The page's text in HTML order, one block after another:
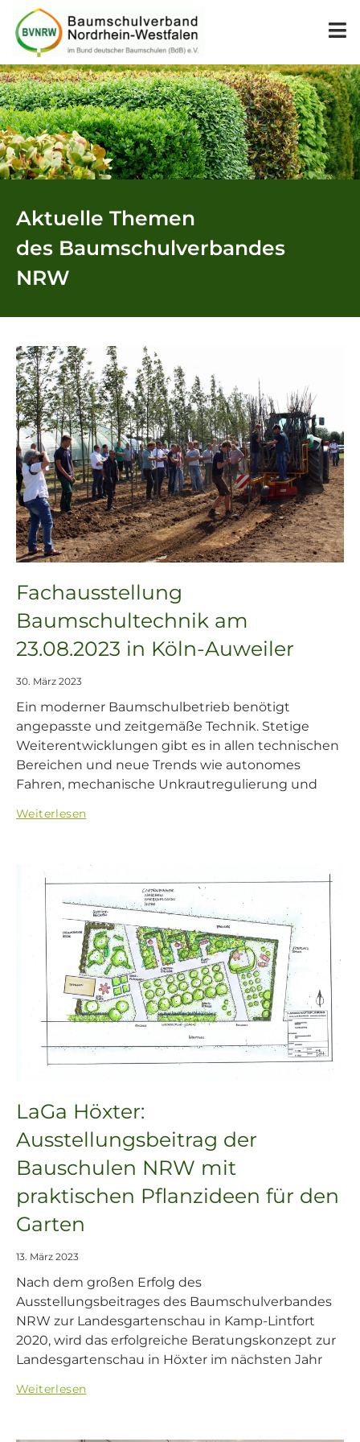
Aktuelle Themen
des Baumschulverbandes
NRW
Fachausstellung
Baumschultechnik am
23.08.2023 in Köln-Auweiler
30. März 2023
Ein moderner Baumschulbetrieb benötigt
angepasste und zeitgemäße Technik. Stetige
Weiterentwicklungen gibt es in allen technischen
Bereichen und neue Trends wie autonomes
Fahren, mechanische Unkrautregulierung und
Weiterlesen
LaGa Höxter:
Ausstellungsbeitrag der
Bauschulen NRW mit
praktischen Pflanzideen für den
Garten
13. März 2023
Nach dem großen Erfolg des
Ausstellungsbeitrages des Baumschulverbandes
NRW zur Landesgartenschau in Kamp-Lintfort
2020, wird das erfolgreiche Beratungskonzept zur
Landesgartenschau in Höxter im nächsten Jahr
Weiterlesen